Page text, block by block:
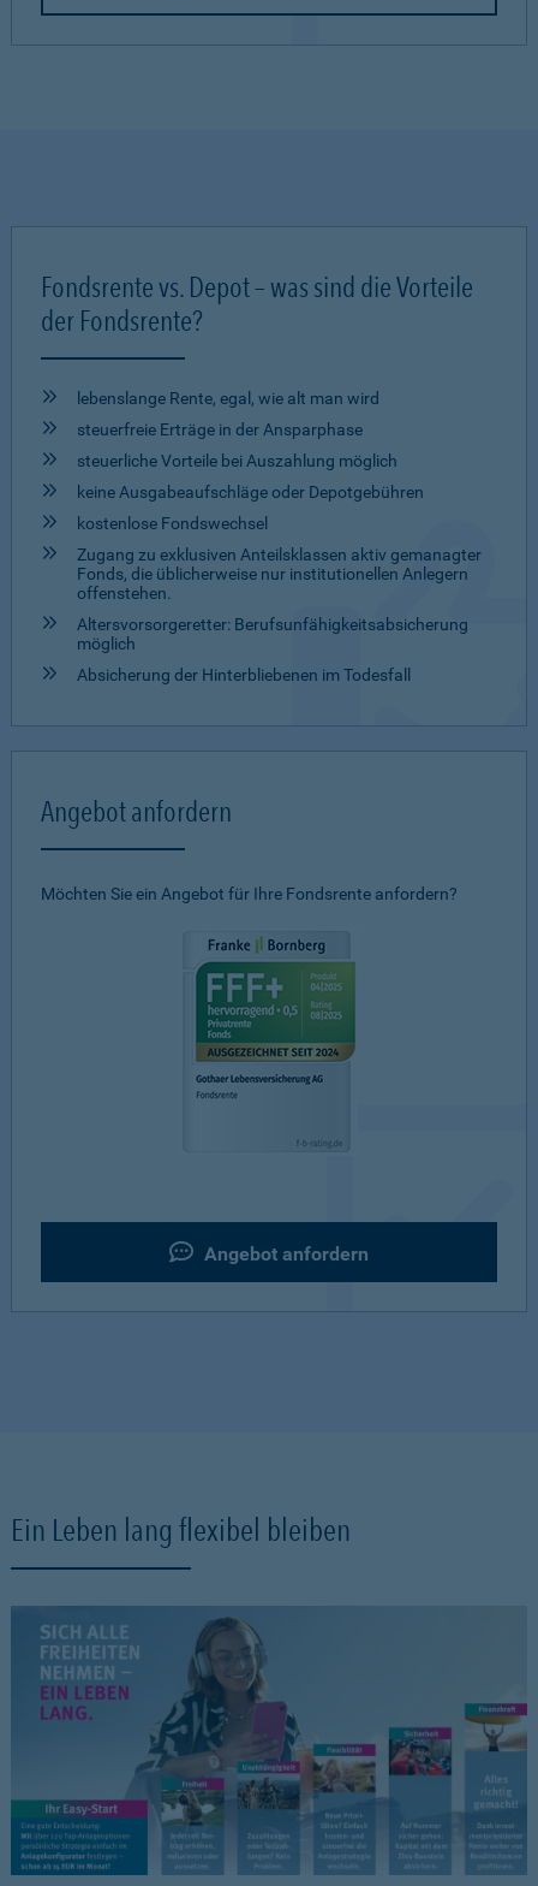
Fondsrente vs. Depot – was sind die Vorteile
der Fondsrente?
lebenslange Rente, egal, wie alt man wird
steuerfreie Erträge in der Ansparphase
steuerliche Vorteile bei Auszahlung möglich
keine Ausgabeaufschläge oder Depotgebühren
kostenlose Fondswechsel
Zugang zu exklusiven Anteilsklassen aktiv gemanagter
Fonds, die üblicherweise nur institutionellen Anlegern
offenstehen.
Altersvorsorgeretter: Berufsunfähigkeitsabsicherung
möglich
Absicherung der Hinterbliebenen im Todesfall
Angebot anfordern
Möchten Sie ein Angebot für Ihre Fondsrente anfordern?
Angebot anfordern
Ein Leben lang flexibel bleiben